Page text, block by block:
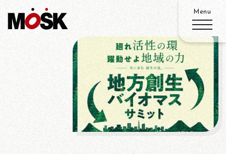
SERVICE